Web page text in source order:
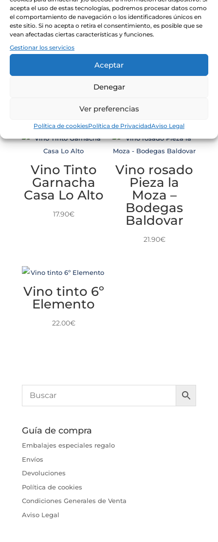
acepta el uso de estas tecnologías, podremos procesar datos como
el comportamiento de navegación o los identificadores únicos en
este sitio. Si no acepta o retira el consentimiento, es posible que se
vean afectadas ciertas características y funciones.
Gestionar los servicios
Aceptar
Denegar
Ver preferencias
Política de cookiesPolítica de PrivacidadAviso Legal
Ideal para acompañar quesos semicurados, pescados
azules, algunas carnes blancas, incluso rojas asadas,
como el cabrito o el cordero. Admite setas y platos de
bacalao salseado, y en general pescados en salsa.
Servir preferentemente a una temperatura de 16-18ºC.
Productos relacionados
Vino Tinto
Garnacha
Casa Lo Alto
17.90€
Vino rosado
Pieza la
Moza –
Bodegas
Baldovar
21.90€
Vino tinto 6º
Elemento
22.00€
Guía de compra
Embalajes especiales regalo
Envíos
Devoluciones
Política de cookies
Condiciones Generales de Venta
Aviso Legal